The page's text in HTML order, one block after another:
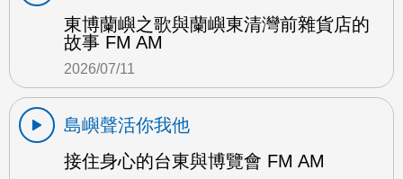
東博蘭嶼之歌與蘭嶼東清灣前雜貨店的
故事 FM AM
2026/07/11
島嶼聲活你我他
接住身心的台東與博覽會 FM AM